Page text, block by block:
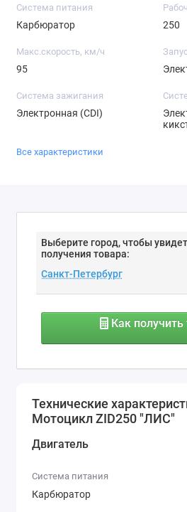
Система питания
Карбюратор 250
Макс.скорость, км/ч
95
Система зажигания
Электронная (CDI)
Все характеристики
Выберите город, чтобы
получения товара:
Как получить
Технические
Мотоцикл ZID250 "ЛИС"
Двигатель
Система питания
Карбюратор